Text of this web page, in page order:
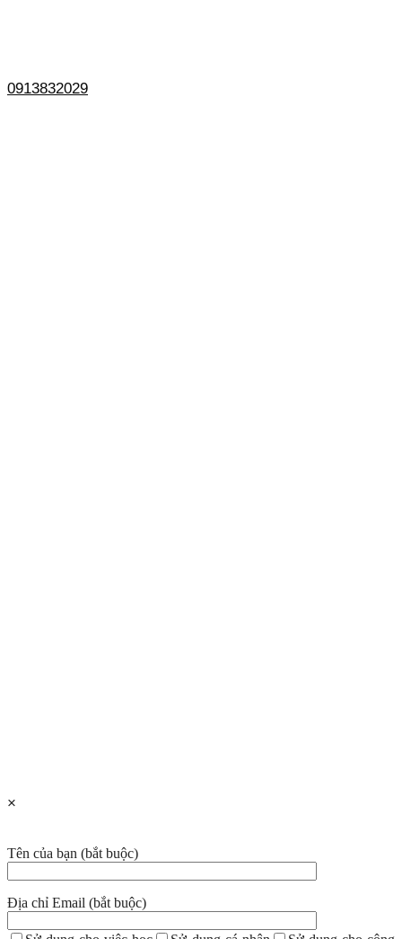
0913832029
×
Tên của bạn (bắt buộc)
Địa chỉ Email (bắt buộc)